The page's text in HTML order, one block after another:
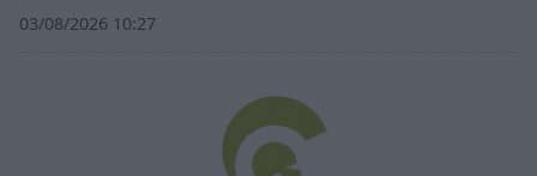
03/08/2026 10:27